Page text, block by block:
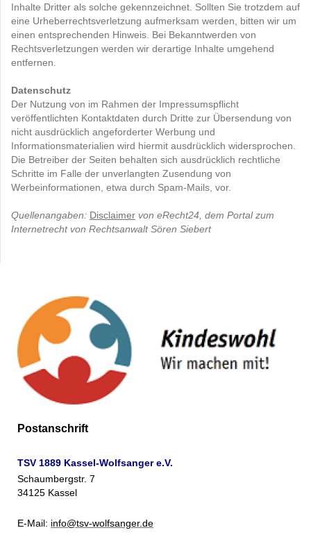
Inhalte Dritter als solche gekennzeichnet. Sollten Sie trotzdem auf
eine Urheberrechtsverletzung aufmerksam werden, bitten wir um
einen entsprechenden Hinweis. Bei Bekanntwerden von
Rechtsverletzungen werden wir derartige Inhalte umgehend
entfernen.
Datenschutz
Der Nutzung von im Rahmen der Impressumspflicht
veröffentlichten Kontaktdaten durch Dritte zur Übersendung von
nicht ausdrücklich angeforderter Werbung und
Informationsmaterialien wird hiermit ausdrücklich widersprochen.
Die Betreiber der Seiten behalten sich ausdrücklich rechtliche
Schritte im Falle der unverlangten Zusendung von
Werbeinformationen, etwa durch Spam-Mails, vor.
Quellenangaben: Disclaimer von eRecht24, dem Portal zum
Internetrecht von Rechtsanwalt Sören Siebert
Postanschrift
TSV 1889 Kassel-Wolfsanger e.V.
Schaumbergstr. 7
34125 Kassel
E-Mail: info@tsv-wolfsanger.de